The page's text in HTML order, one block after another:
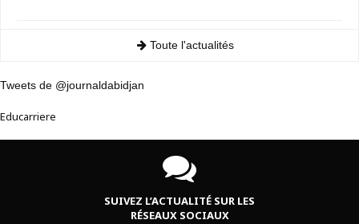
Toute l'actualités
Tweets de @journaldabidjan
Educarriere
SUIVEZ L’ACTUALITÉ SUR LES
RÉSEAUX SOCIAUX